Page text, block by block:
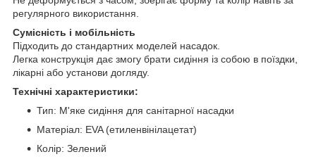
регулярного використання.
Сумісність і мобільність
Підходить до стандартних моделей насадок.
Легка конструкція дає змогу брати сидіння із собою в поїздки,
лікарні або установи догляду.
Технічні характеристики:
Тип: М'яке сидіння для санітарної насадки
Матеріал: EVA (етиленвінілацетат)
Колір: Зелений